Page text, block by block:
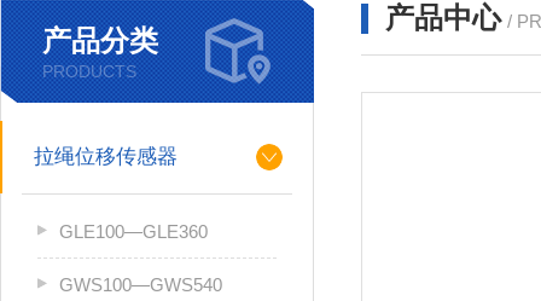
产品分类
PRODUCTS
拉绳位移传感器
GLE100—GLE360
GWS100—GWS540
产品中心 /